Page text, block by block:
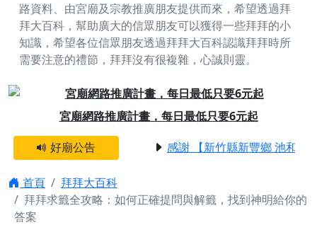
路資料、由宮廟及宗教推廣朋友提供而來，希望透過拜
拜大百科，幫助廣大的信眾朋友可以獲得一些拜拜的小
知識，希望各位信眾朋友透過拜拜大百科認識拜拜時所
需要注意的禮節，拜拜沒有很複雜，心誠則靈。
澄霖沉香邀您一同捐香積功德
Previous
好廟公告 感謝 【新竹縣新豐鄉 池和宮】
首頁
拜拜大百科
拜拜求籤全攻略：如何正確提問與解籤，找到神明給你的
答案